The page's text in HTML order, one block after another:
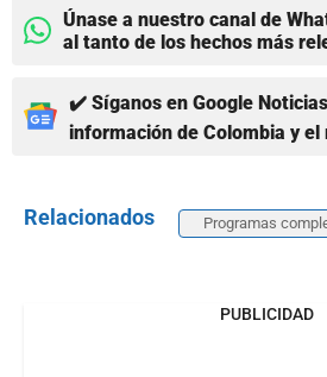
Únase a nuestro canal de
al tanto de los hechos más
✔️ Síganos en Google
información de Colombia y el
Relacionados Programas
PUBLICIDAD